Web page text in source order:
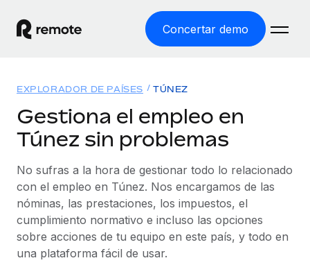
Concertar demo
EMPLEO GLOBAL
Nómina global
Gestiona las nóminas de forma sencilla y conforme a la
legalidad.
Employer of Record
Expándete en todo el mundo sin gastar en entidades.
Soluciones
COBERTURA MUNDIAL
Explorador de países
Consulta el soporte del empleo global según el país.
Explorador estatal de EE. UU.
Simplifica la contratación en todos los estados de EE.
Recursos
HERRAMIENTAS Y CALCULADORAS
Calculadora del riesgo de clasificación errónea
Consulta el riesgo de clasificación errónea por país.
Precios
EXPLORADOR DE PAÍSES TÚNEZ
Gestiona el empleo en
Túnez sin problemas
No sufras a la hora de gestionar todo lo relacionado
con el empleo en Túnez. Nos encargamos de las
nóminas, las prestaciones, los impuestos, el
cumplimiento normativo e incluso las opciones
sobre acciones de tu equipo en este país, y todo en
una plataforma fácil de usar.